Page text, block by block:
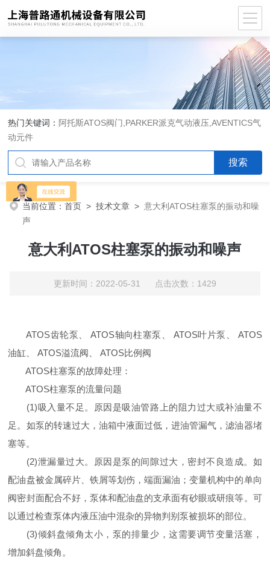
热门关键词： 阿托斯ATOS阀门,PARKER派克气动液压,AVENTICS气
动元件
当前位置：首页 >技术文章 >意大利ATOS柱塞泵的振动和噪
声
意大利ATOS柱塞泵的振动和噪声
更新时间：2022-05-31 点击次数：1429
ATOS齿轮泵、 ATOS轴向柱塞泵、 ATOS叶片泵、 ATOS
油缸、 ATOS溢流阀、 ATOS比例阀
ATOS柱塞泵的故障处理：
ATOS柱塞泵的流量问题
(1)吸入量不足。原因是吸油管路上的阻力过大或补油量不
足。如泵的转速过大，油箱中液面过低，进油管漏气，滤油器堵
塞等。
(2)泄漏量过大。原因是泵的间隙过大，密封不良造成。如
配油盘被金属碎片、铁屑等划伤，端面漏油；变量机构中的单向
阀密封面配合不好，泵体和配油盘的支承面有砂眼或研痕等。可
以通过检查泵体内液压油中混杂的异物判别泵被损坏的部位。
(3)倾斜盘倾角太小，泵的排量少，这需要调节变量活塞，
增加斜盘倾角。